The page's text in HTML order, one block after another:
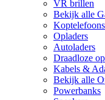
VR brillen
Bekijk alle
Opladers
Autoladers
Draadloze
Kabels &
Bekijk alle
Powerbanks